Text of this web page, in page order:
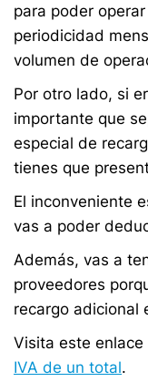
para poder
periodicidad
volumen de
Por otro lado, si
importante que
especial de
tienes que
El inconveniente
vas a poder
Además, vas a
proveedores
recargo adicional
Visita este
IVA de un total.